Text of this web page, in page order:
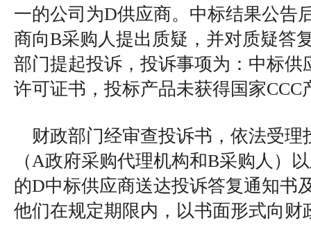
一的公司为D供应商。中标结果公告
商向B采购人提出质疑，并对质疑答
部门提起投诉，投诉事项为：中标供
许可证书，投标产品未获得国家CCC
财政部门经审查投诉书，依法受理
（A政府采购代理机构和B采购人）
的D中标供应商送达投诉答复通知书
他们在规定期限内，以书面形式向财